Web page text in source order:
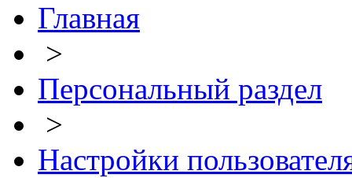
Главная
>
Персональный раздел
>
Настройки